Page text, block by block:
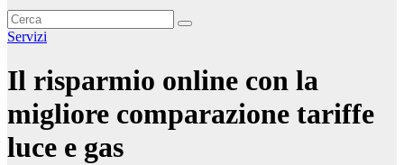
Servizi
Il risparmio online con la
migliore comparazione tariffe
luce e gas